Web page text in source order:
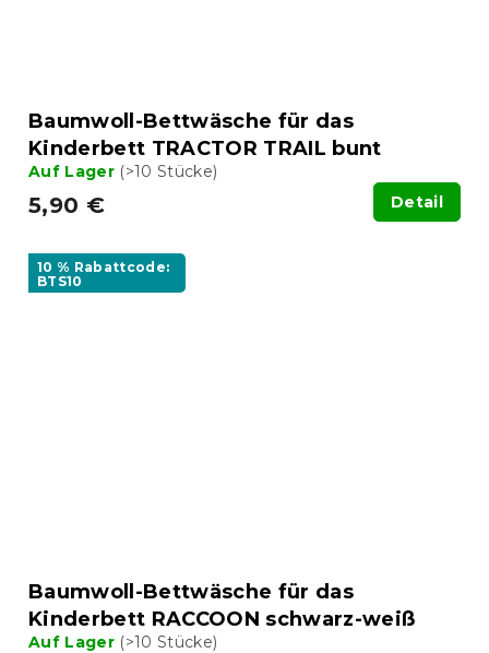
Baumwoll-Bettwäsche für das
Kinderbett TRACTOR TRAIL bunt
Auf Lager (>10 Stücke)
5,90 € Detail
10 % Rabattcode:
BTS10
Baumwoll-Bettwäsche für das
Kinderbett RACCOON schwarz-weiß
Auf Lager (>10 Stücke)